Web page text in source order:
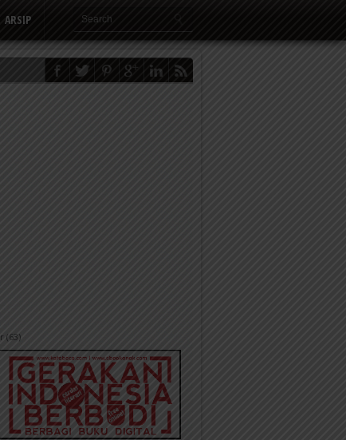
ARSIP
(63)